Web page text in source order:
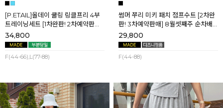
[P.ETAIL]올데이 쿨링 링클프리 4부
트레이닝세트 [1차완판! 2차예약판매]
[블랙L] 8월셋째주 순차배송
34,800
F(44-66),L(77-88)
썸머 쭈리 미키 패치 점프수트 [2차완
판! 3차예약판매] 8월셋째주 순차배
송
29,800
F(44-88)